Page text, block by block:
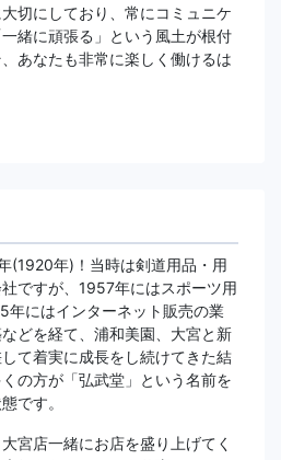
切にしており、常にコミュニケ
緒に頑張る」という風土が根付
あなたも非常に楽しく働けるは
(1920年)！当時は剣道用品・用
ですが、1957年にはスポーツ用
年にはインターネット販売の業
どを経て、浦和美園、大宮と新
て着実に成長をし続けてきた結
の方が「弘武堂」という名前を
です。
宮店一緒にお店を盛り上げてく